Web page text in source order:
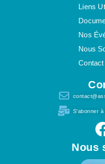
Liens
Nos
Nous
Contact
S'abonner
Nous